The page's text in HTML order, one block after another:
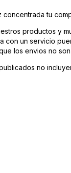
concentrada tu
productos y
con un servicio
los envios no
no